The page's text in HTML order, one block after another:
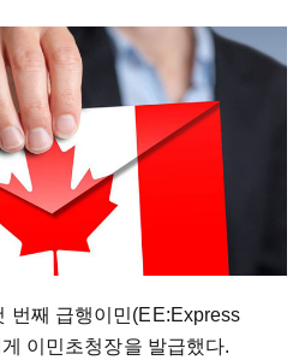
번째 급행이민(EE:Express
이민초청장을 발급했다.